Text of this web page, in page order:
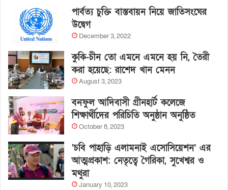
পার্বত্য চুক্তি বাস্তবায়ন নিয়ে জাতিসংঘের
উদ্বেগ
December 3, 2022
কুকি-চীন তো এমনে এমনে হয় নি, তৈরী
করা হয়েছে: রাশেদ খান মেনন
August 3, 2023
বনফুল আদিবাসী গ্রীনহার্ট কলেজে
শিক্ষার্থীদের পরিচিতি অনুষ্ঠান অনুষ্ঠিত
October 8, 2023
‘চবি পাহাড়ি এলামনাই এসোসিয়েশন’ এর
আত্মপ্রকাশ: নেতৃত্বে গৈরিকা, সুখেশ্বর ও
মথুরা
January 10, 2023